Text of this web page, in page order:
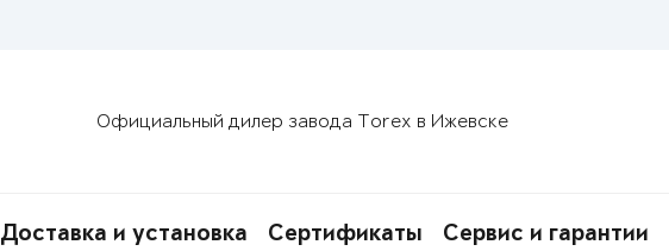
Официальный дилер завода Torex в Ижевске
Доставка и установка Сертификаты Сервис и гарантии